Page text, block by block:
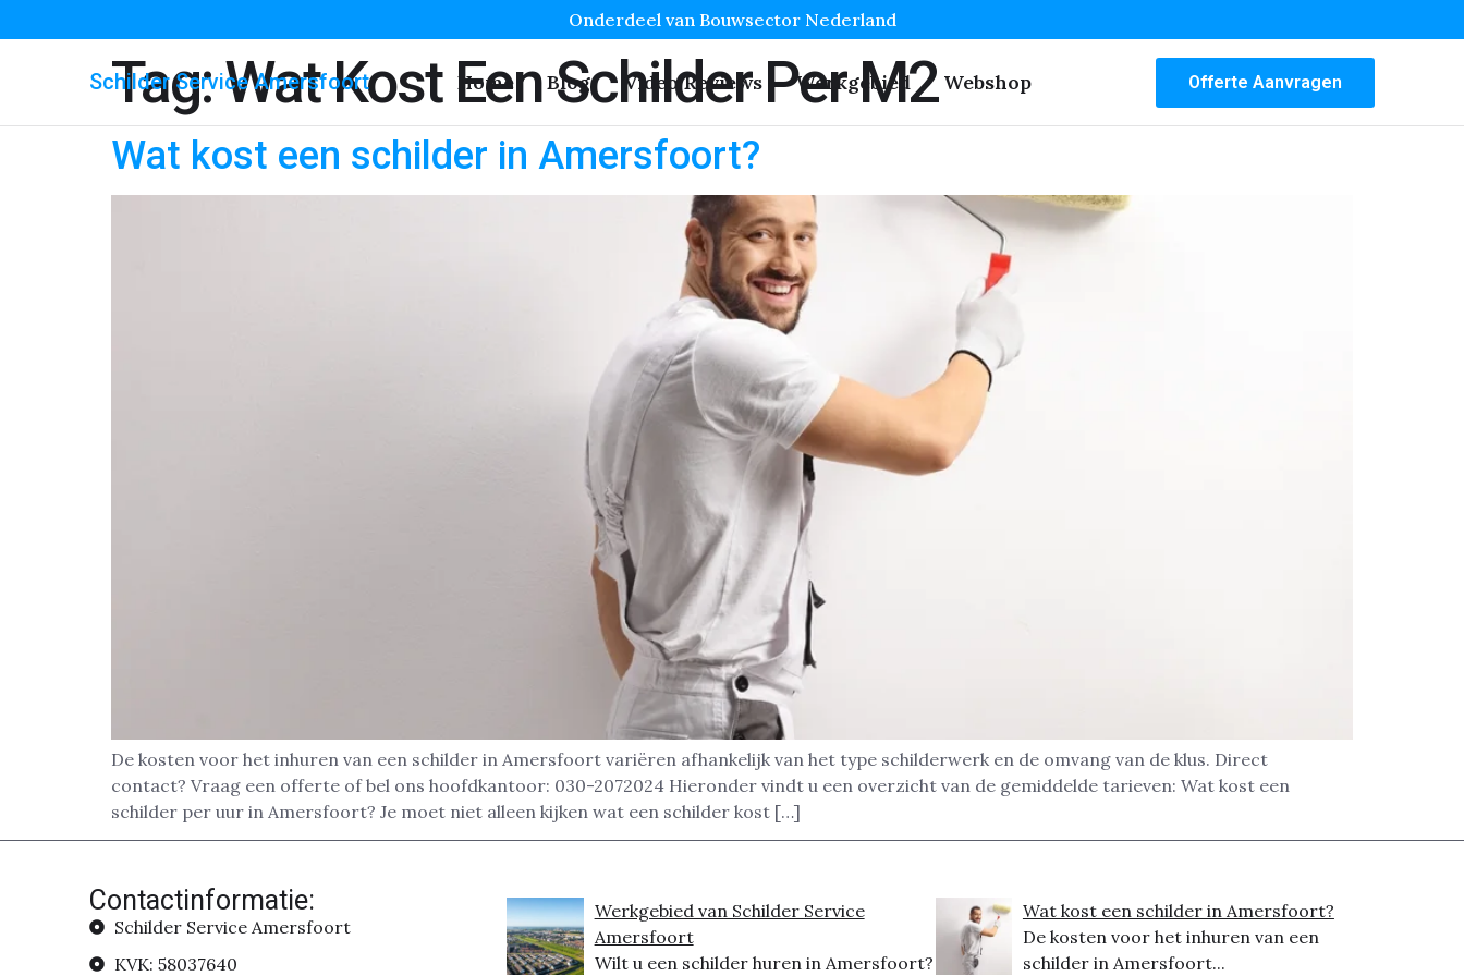
Onderdeel van Bouwsector Nederland
Schilder Service Amersfoort Home Blog Video Reviews Werkgebied Webshop Offerte Aanvragen
Tag:Wat Kost Een Schilder Per M2
Wat kost een schilder in Amersfoort?
De kosten voor het inhuren van een schilder in Amersfoort variëren afhankelijk van het type schilderwerk en de omvang van de klus. Direct
contact? Vraag een offerte of bel ons hoofdkantoor: 030-2072024 Hieronder vindt u een overzicht van de gemiddelde tarieven: Wat kost een
schilder per uur in Amersfoort? Je moet niet alleen kijken wat een schilder kost […]
Contactinformatie:
Schilder Service Amersfoort
KVK: 58037640
Werkgebied van Schilder Service
Amersfoort
Wilt u een schilder huren in Amersfoort?
Wat kost een schilder in Amersfoort?
De kosten voor het inhuren van een
schilder in Amersfoort...